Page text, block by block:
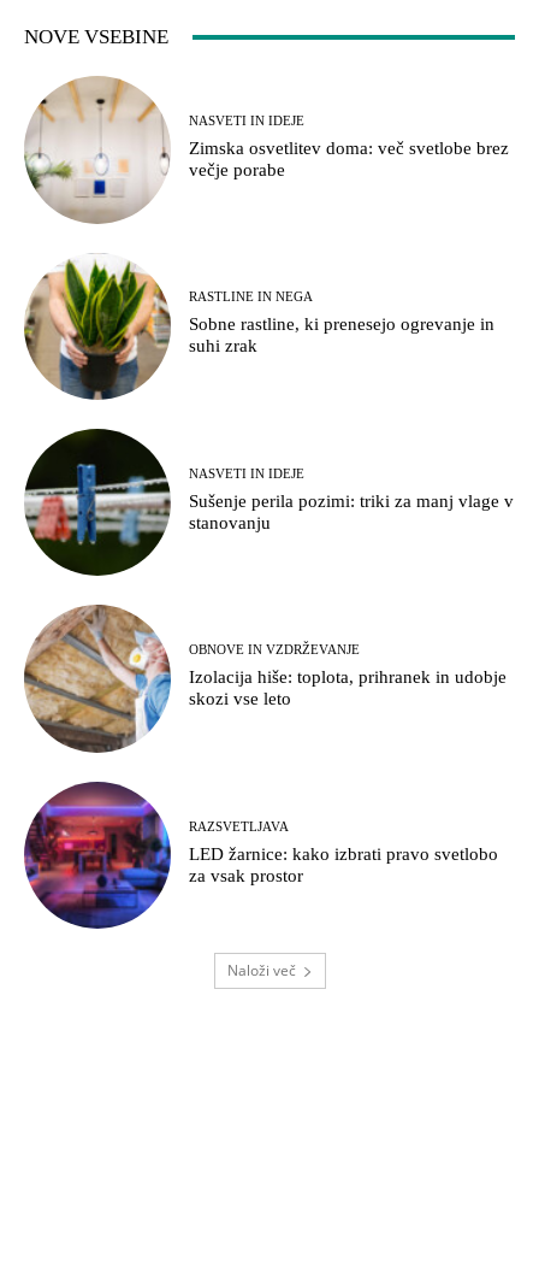
NOVE VSEBINE
NASVETI IN IDEJE
Zimska osvetlitev doma: več svetlobe brez
večje porabe
RASTLINE IN NEGA
Sobne rastline, ki prenesejo ogrevanje in
suhi zrak
NASVETI IN IDEJE
Sušenje perila pozimi: triki za manj vlage v
stanovanju
OBNOVE IN VZDRŽEVANJE
Izolacija hiše: toplota, prihranek in udobje
skozi vse leto
RAZSVETLJAVA
LED žarnice: kako izbrati pravo svetlobo
za vsak prostor
Naloži več